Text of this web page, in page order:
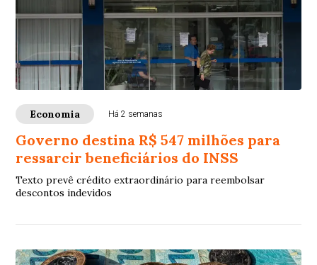
Economia Há 2 semanas
Governo destina R$ 547 milhões para
ressarcir beneficiários do INSS
Texto prevê crédito extraordinário para reembolsar
descontos indevidos